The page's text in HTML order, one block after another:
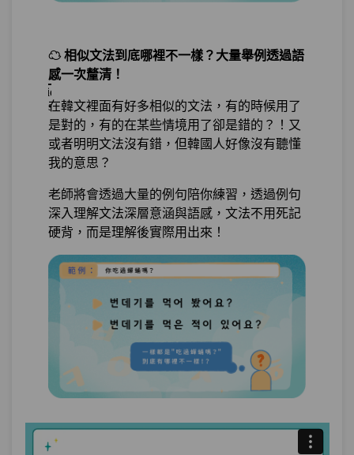
單元1 ㄷ不規則
單元2 ㅂ不規則 22:06
單元3 ㄹ不規則 22:04
☁ 相似文法到底哪裡不一樣？大量舉例透過語
感一次釐清！
在韓文裡面有好多相似的文法，有的時候用了
是對的，有的在某些情境用了卻是錯的？！又
或者明明文法沒有錯，但韓國人好像沒有聽懂
我的意思？
老師將會透過大量的例句陪你練習，透過例句
深入理解文法深層意涵與語感，文法不用死記
硬背，而是理解後實際用出來！